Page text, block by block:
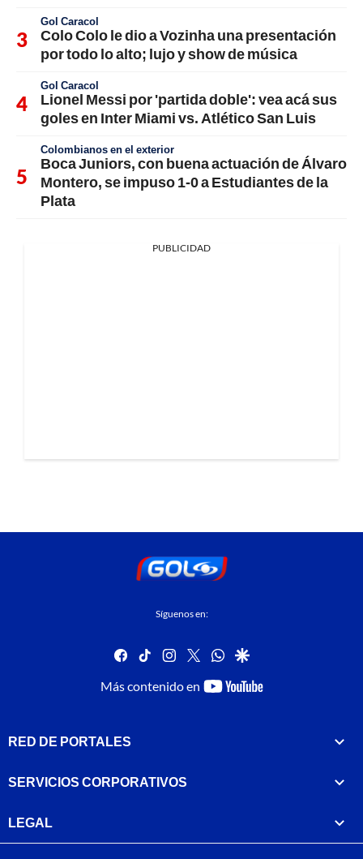
Gol Caracol
Colo Colo le dio a Vozinha una presentación
por todo lo alto; lujo y show de música
Gol Caracol
Lionel Messi por 'partida doble': vea acá sus
goles en Inter Miami vs. Atlético San Luis
Colombianos en el exterior
Boca Juniors, con buena actuación de Álvaro
Montero, se impuso 1-0 a Estudiantes de la
Plata
PUBLICIDAD
Síguenos en:
facebook
tiktok instagram
twitterwhatsapp
google
Más contenido en
youtube-
RED DE PORTALES
SERVICIOS CORPORATIVOS
LEGAL